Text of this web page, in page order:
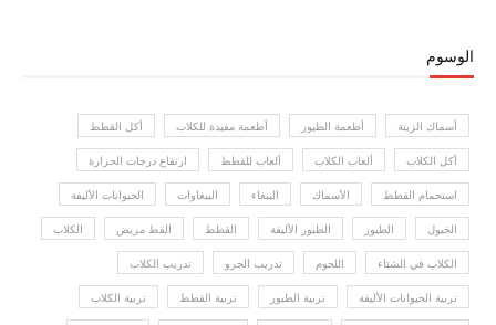
الوسوم
أسماك الزينة أطعمة الطيور أطعمة مفيدة للكلاب أكل القطط
أكل الكلاب ألعاب الكلاب ألعاب للقطط ارتفاع درجات الحرارة
استحمام القطط الأسماك الببغاء الببغاوات الحيوانات الأليفة
الخيول الطيور الطيور الأليفة القطط القط مريض الكلاب
الكلاب في الشتاء اللحوم تدريب الجرو تدريب الكلاب
تربية الحيوانات الأليفة تربية الطيور تربية القطط تربية الكلاب